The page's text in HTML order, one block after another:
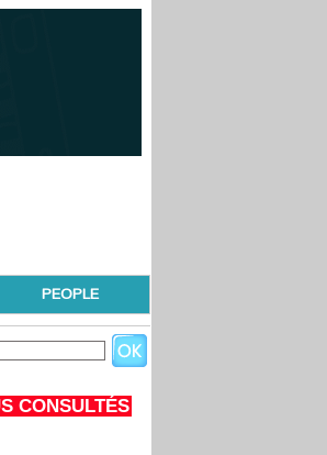
PEOPLE
CONSULTÉS